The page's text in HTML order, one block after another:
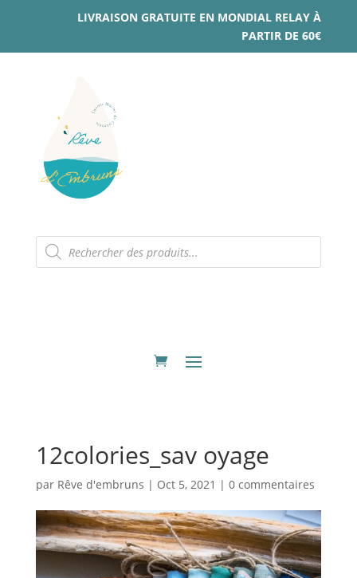
LIVRAISON GRATUITE EN MONDIAL RELAY À
PARTIR DE 60€
Recherche
de
produits
12colories_sav oyage
par Rêve d'embruns | Oct 5, 2021 | 0 commentaires